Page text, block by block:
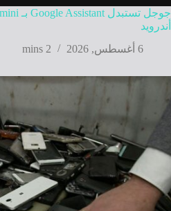
أندرويد
6 أغسطس, 2026
2 mins